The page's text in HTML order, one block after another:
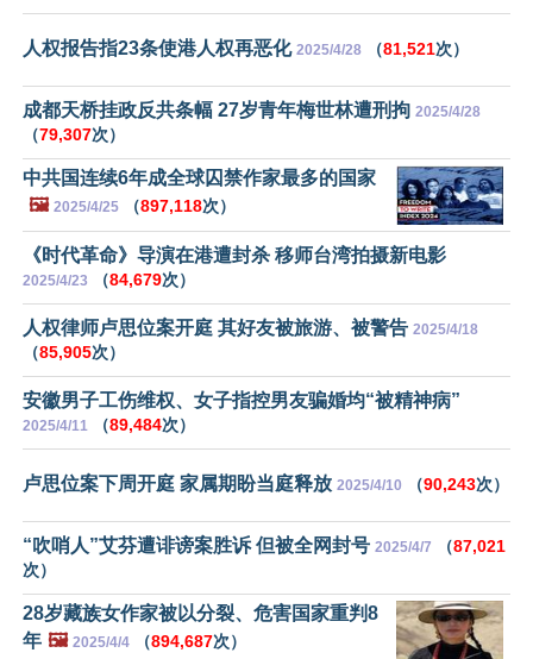
人权报告指23条使港人权再恶化 2025/4/28 （81,521次）
成都天桥挂政反共条幅 27岁青年梅世林遭刑拘 2025/4/28
（79,307次）
中共国连续6年成全球囚禁作家最多的国家
🖼️ 2025/4/25 （897,118次）
《时代革命》导演在港遭封杀 移师台湾拍摄新电影
2025/4/23 （84,679次）
人权律师卢思位案开庭 其好友被旅游、被警告 2025/4/18
（85,905次）
安徽男子工伤维权、女子指控男友骗婚均“被精神病”
2025/4/11 （89,484次）
卢思位案下周开庭 家属期盼当庭释放 2025/4/10 （90,243次）
“吹哨人”艾芬遭诽谤案胜诉 但被全网封号 2025/4/7 （87,021
次）
28岁藏族女作家被以分裂、危害国家重判8
年 🖼️ 2025/4/4 （894,687次）